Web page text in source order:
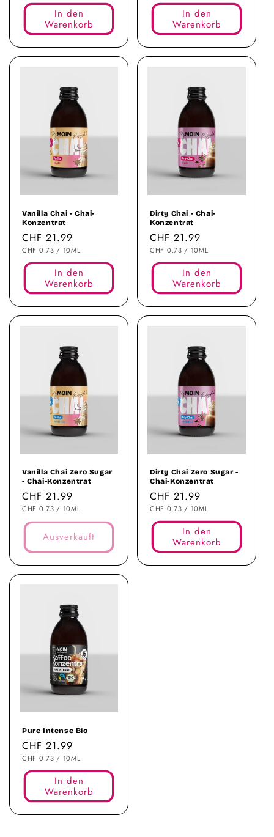
In den
Warenkorb
In den
Warenkorb
Vanilla Chai - Chai-
Konzentrat
Normaler
Preis
CHF 21.99
STÜCKPREIS
CHF 0.73 / PRO
10ML
In den
Warenkorb
Dirty Chai - Chai-
Konzentrat
Normaler
Preis
CHF 21.99
STÜCKPREIS
CHF 0.73 / PRO
10ML
In den
Warenkorb
Vanilla Chai Zero Sugar
- Chai-Konzentrat
Normaler
Preis
CHF 21.99
STÜCKPREIS
CHF 0.73 / PRO
10ML
Ausverkauft
Dirty Chai Zero Sugar -
Chai-Konzentrat
Normaler
Preis
CHF 21.99
STÜCKPREIS
CHF 0.73 / PRO
10ML
In den
Warenkorb
Pure Intense Bio
Normaler
Preis
CHF 21.99
STÜCKPREIS
CHF 0.73 / PRO
10ML
In den
Warenkorb